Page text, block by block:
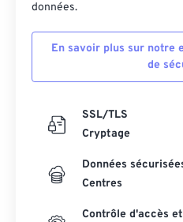
données.
En savoir plus sur notre
de
SSL/TLS
Cryptage
Données
Centres
Contrôle d'accès et